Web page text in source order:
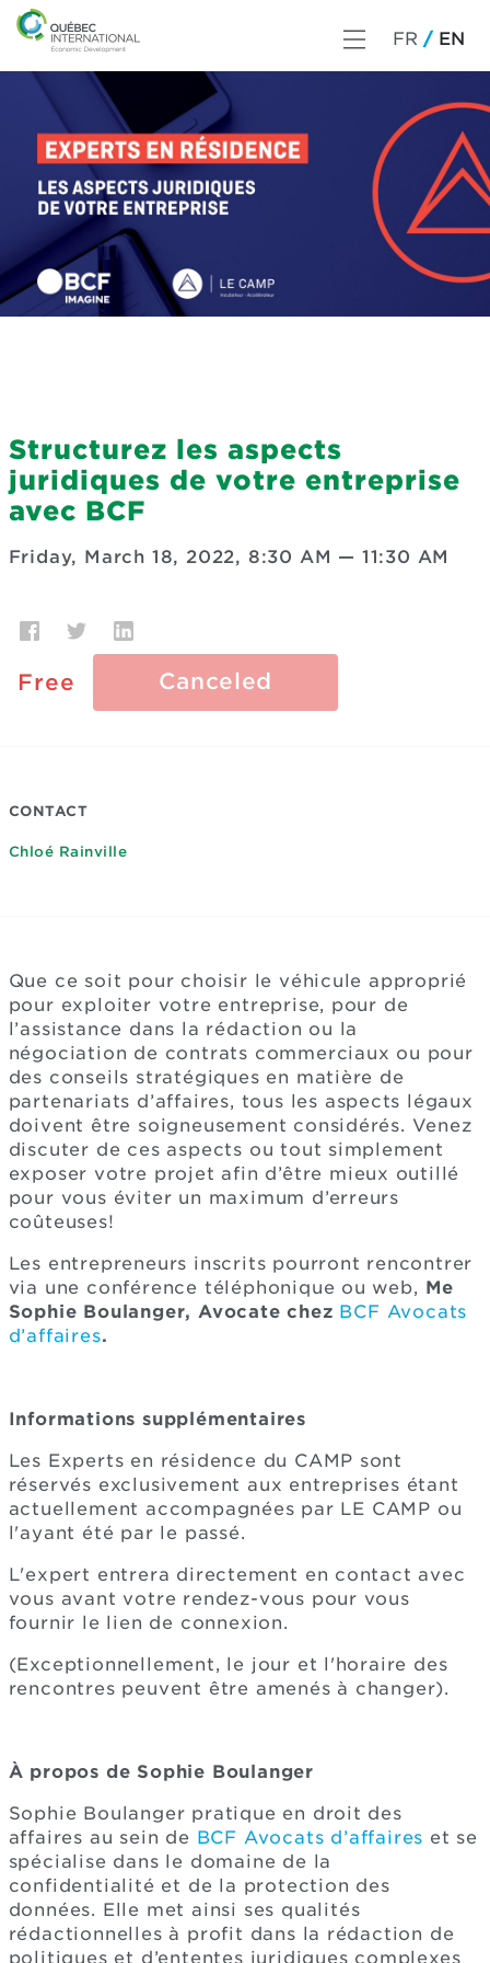
FR EN
Structurez les aspects
juridiques de votre entreprise
avec BCF
Friday, March 18, 2022, 8:30 AM — 11:30 AM
Free Canceled
CONTACT
Chloé Rainville
Que ce soit pour choisir le véhicule approprié
pour exploiter votre entreprise, pour de
l’assistance dans la rédaction ou la
négociation de contrats commerciaux ou pour
des conseils stratégiques en matière de
partenariats d’affaires, tous les aspects légaux
doivent être soigneusement considérés. Venez
discuter de ces aspects ou tout simplement
exposer votre projet afin d’être mieux outillé
pour vous éviter un maximum d’erreurs
coûteuses!
Les entrepreneurs inscrits pourront rencontrer
via une conférence téléphonique ou web, Me
Sophie Boulanger, Avocate chez BCF Avocats
d’affaires.
Informations supplémentaires
Les Experts en résidence du CAMP sont
réservés exclusivement aux entreprises étant
actuellement accompagnées par LE CAMP ou
l'ayant été par le passé.
L'expert entrera directement en contact avec
vous avant votre rendez-vous pour vous
fournir le lien de connexion.
(Exceptionnellement, le jour et l'horaire des
rencontres peuvent être amenés à changer).
À propos de Sophie Boulanger
Sophie Boulanger pratique en droit des
affaires au sein de BCF Avocats d’affaires et se
spécialise dans le domaine de la
confidentialité et de la protection des
données. Elle met ainsi ses qualités
rédactionnelles à profit dans la rédaction de
politiques et d’ententes juridiques complexes